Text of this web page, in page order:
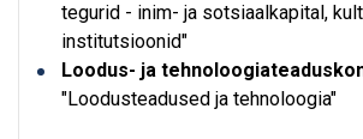
tegurid - inim- ja sotsiaalkapital,
institutsioonid"
Loodus- ja
"Loodusteadused ja tehnoloogia"